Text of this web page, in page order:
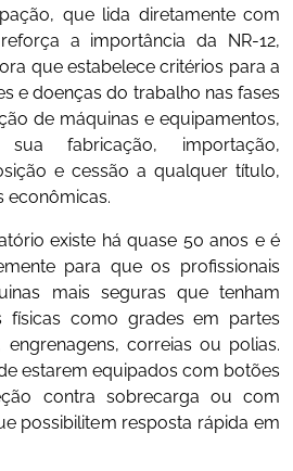
que lida diretamente com
a importância da NR-12,
que estabelece critérios para a
e doenças do trabalho nas fases
de máquinas e equipamentos,
fabricação, importação,
e cessão a qualquer título,
econômicas.
existe há quase 50 anos e é
para que os profissionais
mais seguras que tenham
físicas como grades em partes
correias ou polias.
estarem equipados com botões
contra sobrecarga ou com
possibilitem resposta rápida em